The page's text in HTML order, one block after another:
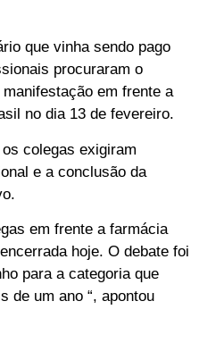
que vinha sendo pago
procuraram o
em frente a
no dia 13 de fevereiro.
colegas exigiram
e a conclusão da
em frente a farmácia
hoje. O debate foi
para a categoria que
de um ano “, apontou